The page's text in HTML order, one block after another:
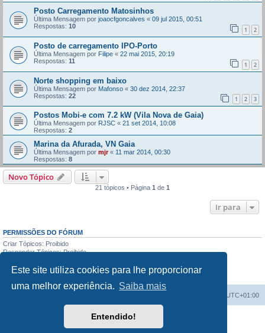
Este site utiliza cookies para lhe proporcionar
uma melhor experiência. Saiba mais
Entendido!
Posto Carregamento Matosinhos
Última Mensagem por joaocfgoncalves « 09 jul 2015, 00:51
Respostas: 10 1 2
Posto de carregamento IPO-Porto
Última Mensagem por Filipe « 22 mai 2015, 20:19
Respostas: 11 1 2
Norte shopping em baixo
Última Mensagem por Mafonso « 30 dez 2014, 22:37
Respostas: 22 1 2 3
Postos Mobi-e com 7.2 kW (Vila Nova de Gaia)
Última Mensagem por RJSC « 21 set 2014, 10:08
Respostas: 2
Marina da Afurada, VN Gaia
Última Mensagem por mjr« 11 mar 2014, 00:30
Respostas: 8
Novo Tópico
21 tópicos • Página 1 de 1
Ir para
PERMISSÕES DO FÓRUM
Criar Tópicos: Proibido
Responder Tópicos: Proibido
Apagar Mensagens: Proibido
UTC+01:00
Desenvolvido porphpBB® Forum Software © phpBB Limited
phpBB Portugal